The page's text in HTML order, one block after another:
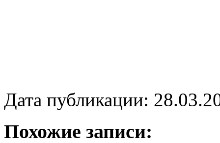
Дата публикации:
Похожие записи: